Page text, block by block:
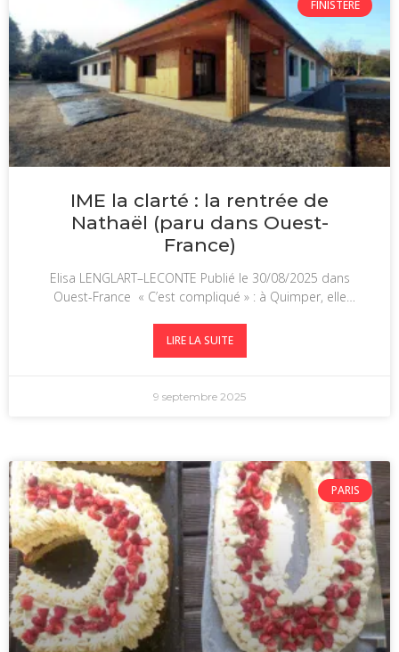
FINISTÈRE
IME la clarté : la rentrée de
Nathaël (paru dans Ouest-
France)
Elisa LENGLART–LECONTE Publié le 30/08/2025 dans
Ouest-France « C’est compliqué » : à Quimper, elle
LIRE LA SUITE
9 septembre 2025
PARIS